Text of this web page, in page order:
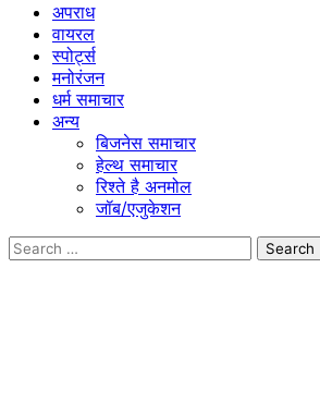
अपराध
वायरल
स्पोर्ट्स
मनोरंजन
धर्म समाचार
अन्य
बिजनेस समाचार
हेल्थ समाचार
रिश्ते है अनमोल
जॉब/एजुकेशन
Search